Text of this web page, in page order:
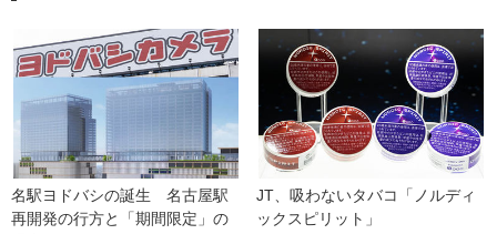
名駅ヨドバシの誕生　名古屋駅
再開発の行方と「期間限定」の
JT、吸わないタバコ「ノルディ
ックスピリット」